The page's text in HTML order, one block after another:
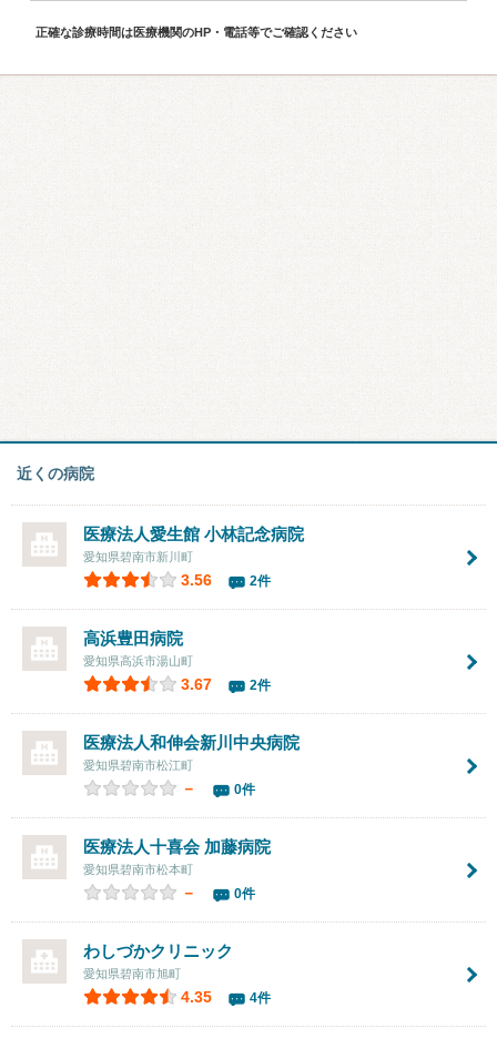
正確な診療時間は医療機関のHP・電話等でご確認ください
近くの病院
医療法人愛生館 小林記念病院
愛知県碧南市新川町
3.56 2件
高浜豊田病院
愛知県高浜市湯山町
3.67 2件
医療法人和伸会新川中央病院
愛知県碧南市松江町
－ 0件
医療法人十喜会 加藤病院
愛知県碧南市松本町
－ 0件
わしづかクリニック
愛知県碧南市旭町
4.35 4件